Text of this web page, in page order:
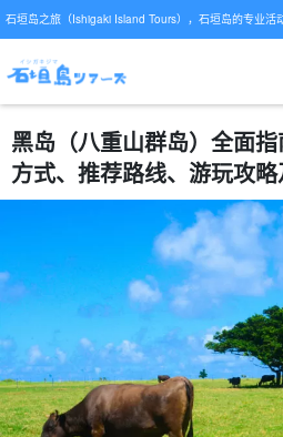
石垣岛之旅（Ishigaki Island Tours），石垣岛的专业活
黑岛（八重山群岛）全面
方式、推荐路线、游玩攻